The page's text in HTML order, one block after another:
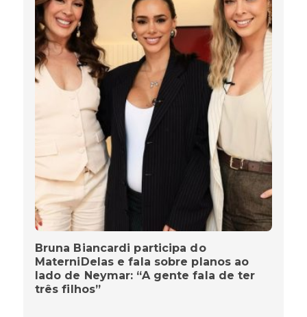
Bruna Biancardi participa do
MaterniDelas e fala sobre planos ao
lado de Neymar: “A gente fala de ter
três filhos”